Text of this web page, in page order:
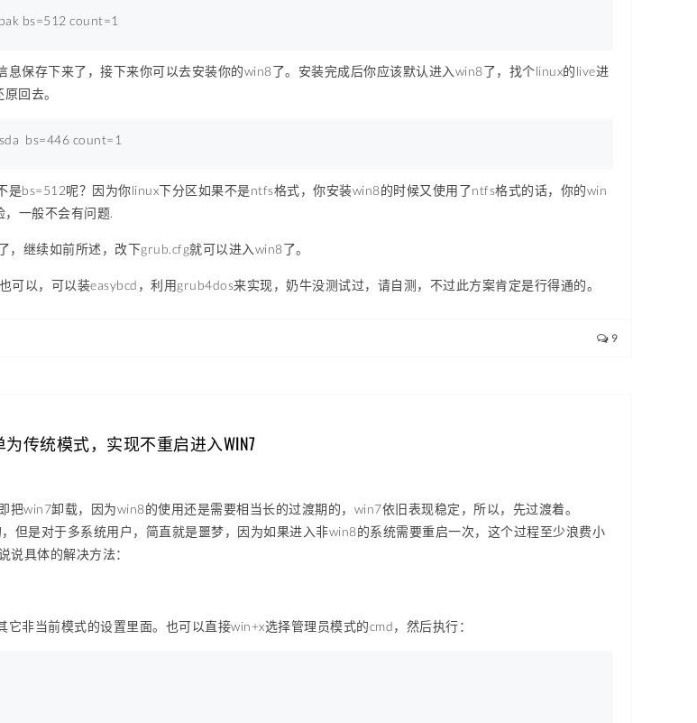
bs=512 count=1
息保存下来了，接下来你可以去安装你的win8了。安装完成后你应该默认进入win8了，找个linux的live进
回去。
bs=446 count= 1
是bs=512呢？因为你linux下分区如果不是ntfs格式，你安装win8的时候又使用了ntfs格式的话，你的win
一般不会有问题.
，继续如前所述，改下grub.cfg就可以进入win8了。
可以，可以装easybcd，利用grub4dos来实现，奶牛没测试过，请自测，不过此方案肯定是行得通的。
9
为传统模式，实现不重启进入WIN7
把win7卸载，因为win8的使用还是需要相当长的过渡期的，win7依旧表现稳定，所以，先过渡着。
但是对于多系统用户，简直就是噩梦，因为如果进入非win8的系统需要重启一次，这个过程至少浪费小
说具体的解决方法：
非当前模式的设置里面。也可以直接win+x选择管理员模式的cmd，然后执行：